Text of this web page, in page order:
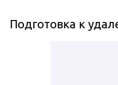
Подготовка к